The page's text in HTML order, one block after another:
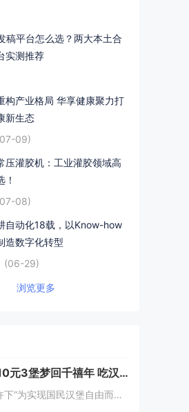
稿平台怎么选？两大本土合
实测推荐
构产业格局 华享健康聚力打
新生态
09)
压灌胶机：工业灌胶领域高
！
08)
自动化18载，以Know-how
造数字化转型
(06-29)
浏览更多
华莱士10元3堡梦回千禧年 吃汉堡、献爱心，经典好滋味回馈社会
20年前许下“为实现国民汉堡自由而奋斗”心愿的中国华莱士可能没有想到，2024年华莱士汉堡价格居然“卷”出了首店开业的价格！9月1日，“2024华华汉堡节”正式开启，而此次汉堡节，华莱士也是下了“血本”来回馈「华门信徒」，10块钱就能吃到3...